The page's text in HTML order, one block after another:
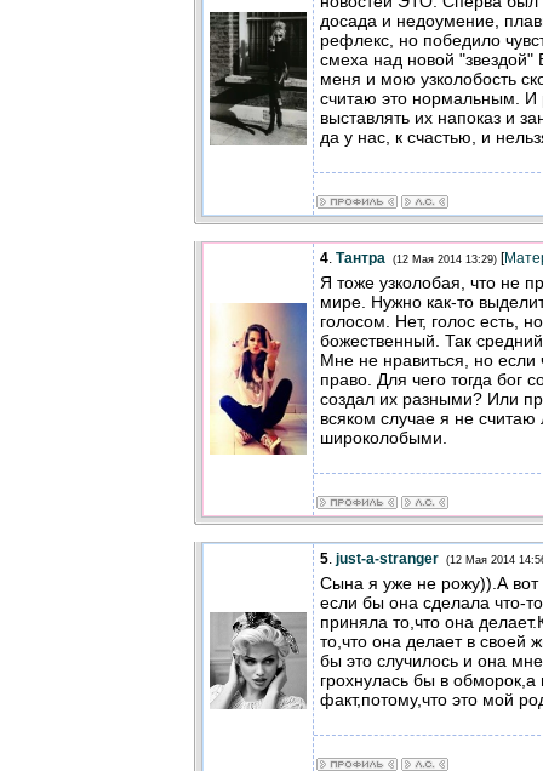
досада и недоумение,
рефлекс, но победило
смеха над новой
меня и мою узколобость
считаю это нормальным. И
выставлять их напоказ и
да у нас, к счастью, и
4. Тантра (12 Мая 2014 13:29) [
Я тоже узколобая, что не
мире. Нужно как-то
голосом. Нет, голос есть,
божественный. Так
Мне не нравиться, но если
право. Для чего тогда бог
создал их разными? Или
всяком случае я не
широколобыми.
5. just-a-stranger (12 Мая 2014
Сына я уже не рожу)).А вот
если бы она сделала что-
приняла то,что она
то,что она делает в своей
бы это случилось и она
грохнулась бы в обморок,а
факт,потому,что это мой